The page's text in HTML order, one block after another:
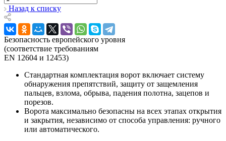
Назад к списку
Безопасность европейского уровня
(соответствие требованиям
EN 12604 и 12453)
Стандартная комплектация ворот включает систему
обнаружения препятствий, защиту от защемления
пальцев, взлома, обрыва, падения полотна, зацепов и
порезов.
Ворота максимально безопасны на всех этапах открытия
и закрытия, независимо от способа управления: ручного
или автоматического.